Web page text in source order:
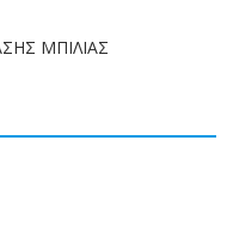
ΜΠΙΛΙΑΣ